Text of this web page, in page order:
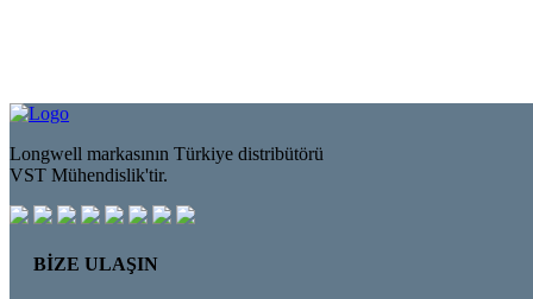
Longwell markasının Türkiye distribütörü
VST Mühendislik'tir.
BİZE ULAŞIN